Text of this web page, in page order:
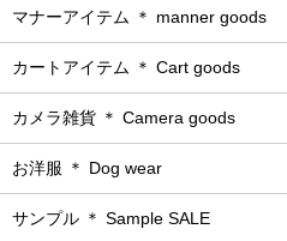
マナーアイテム ＊ manner goods
カートアイテム ＊ Cart goods
カメラ雑貨 ＊ Camera goods
お洋服 ＊ Dog wear
サンプル ＊ Sample SALE